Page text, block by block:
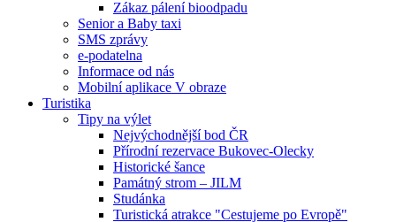
Zákaz pálení bioodpadu
Senior a Baby taxi
SMS zprávy
e-podatelna
Informace od nás
Mobilní aplikace V obraze
Turistika
Tipy na výlet
Nejvýchodnější bod ČR
Přírodní rezervace Bukovec-Olecky
Historické šance
Památný strom – JILM
Studánka
Turistická atrakce "Cestujeme po Evropě"